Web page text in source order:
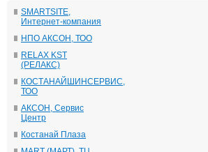
SMARTSITE,
Интернет-компания
НПО АКСОН, ТОО
RELAX KST
(РЕЛАКС)
КОСТАНАЙШИНСЕРВИС,
ТОО
АКСОН, Сервис
Центр
Костанай Плаза